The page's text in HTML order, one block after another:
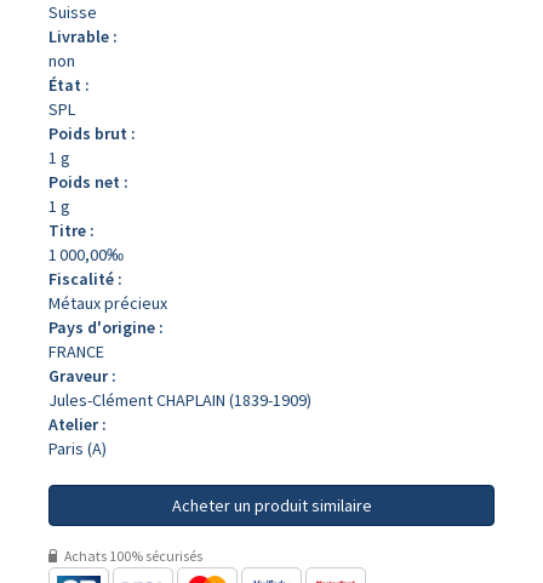
Suisse
Livrable :
non
État :
SPL
Poids brut :
1 g
Poids net :
1 g
Titre :
1 000,00‰
Fiscalité :
Métaux précieux
Pays d'origine :
FRANCE
Graveur :
Jules-Clément CHAPLAIN (1839-1909)
Atelier :
Paris (A)
Acheter un produit similaire
Achats 100% sécurisés